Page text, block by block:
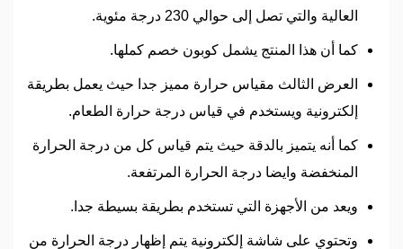
العالية والتي تصل إلى حوالي 230 درجة مئوية.
كما أن هذا المنتج يشمل كوبون خصم كملها.
العرض الثالث مقياس حرارة مميز جدا حيث يعمل بطريقة
إلكترونية ويستخدم في قياس درجة حرارة الطعام.
كما أنه يتميز بالدقة حيث يتم قياس كل من درجة الحرارة
المنخفضة وايضا درجة الحرارة المرتفعة.
ويعد من الأجهزة التي تستخدم بطريقة بسيطة جدا.
وتحتوي على شاشة إلكترونية يتم إظهار درجة الحرارة من